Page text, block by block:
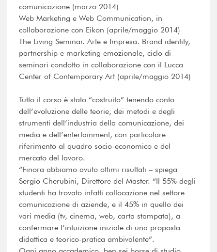
comunicazione (marzo 2014)
Web Marketing e Web Communication, in
collaborazione con Eikon (aprile/maggio 2014)
The Living Seminar. Arte e Impresa. Brand identity,
partnership e marketing emozionale, ciclo di
seminari condotto in collaborazione con il Lucca
Center of Contemporary Art (aprile/maggio 2014)
Tutto il corso è stato “costruito” tenendo conto
dell’evoluzione delle teorie, dei metodi e degli
strumenti dell’industria della comunicazione, dei
media e dell’entertainment, con particolare
riferimento al quadro socio-economico e del
mercato del lavoro.
“Finora abbiamo avuto ottimi risultati – spiega
Sergio Cherubini, Direttore del Master. “Il 55% degli
studenti ha trovato infatti collocazione nel settore
comunicazione di aziende, e il 45% in quello dei
vari media (tv, cinema, web, carta stampata), a
confermare l’intuizione iniziale di una proposta
didattica e teorico-pratica ambivalente”.